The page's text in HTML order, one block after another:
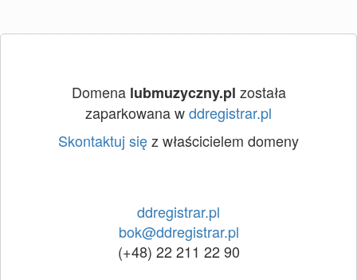
Domena lubmuzyczny.pl została
zaparkowana wddregistrar.pl
Skontaktuj sięz właścicielem domeny
ddregistrar.pl
bok@ddregistrar.pl
(+48) 22 211 22 90